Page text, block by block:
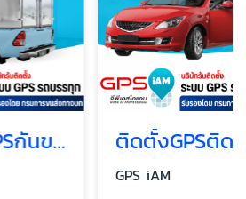
ติดตั้งGPSกันขโมยรถยนต์ ติดตั้งGPSติดตามรถ GPSติดตามพาหนะ
GPS iAM